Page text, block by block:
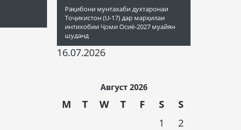
Рақибони мунтахаби духтаронаи
Тоҷикистон (U-17) дар марҳилаи
интихобии Ҷоми Осиё-2027 муайян
шуданд
16.07.2026
Август 2026
M T W T F S S
1
2